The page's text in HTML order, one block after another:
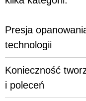
Presja
technologii
Konieczność
i poleceń